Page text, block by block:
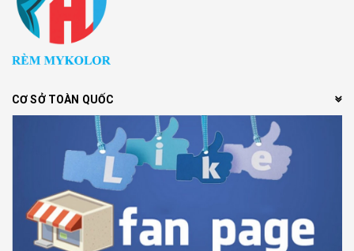
CƠ SỞ TOÀN QUỐC